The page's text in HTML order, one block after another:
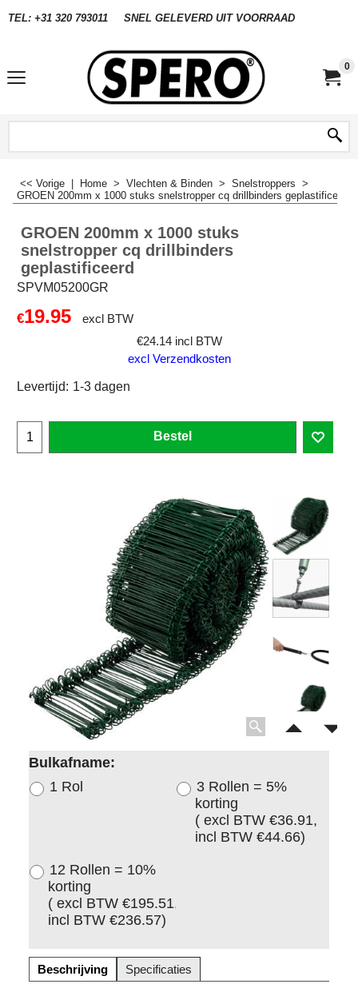
TEL: +31 320 793011 SNEL GELEVERD UIT VOORRAAD
0
<< Vorige Home > Vlechten & Binden > Snelstroppers >
GROEN 200mm x 1000 stuks snelstropper cq drillbinders geplastificeerd
GROEN 200mm x 1000 stuks
snelstropper cq drillbinders
geplastificeerd
SPVM05200GR
€19.95
excl BTW
€24.14 incl BTW
excl Verzendkosten
Levertijd: 1-3 dagen
Bestel
Bulkafname:
1 Rol
3 Rollen = 5%
korting
( excl BTW€36.91,
incl BTW€44.66)
12 Rollen = 10%
korting
( excl BTW €195.51,
incl BTW €236.57)
Beschrijving Specificaties